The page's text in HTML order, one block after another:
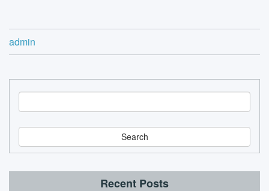
admin
e
a
r
c
Recent Posts